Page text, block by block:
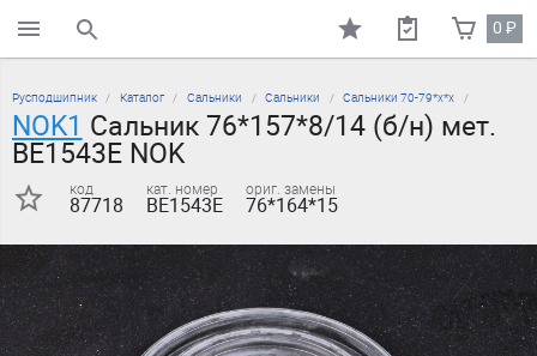
поиск по каталогу 0₽
Русподшипник Каталог Сальники Сальники Сальники 70-79*х*х
NOK1 Сальник 76*157*8/14 (б/н) мет.
BE1543E NOK
код
87718
кат. номер
BE1543E
ориг. замены
76*164*15